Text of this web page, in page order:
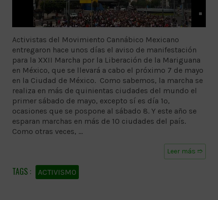
Activistas del Movimiento Cannábico Mexicano
entregaron hace unos días el aviso de manifestación
para la XXII Marcha por la Liberación de la Mariguana
en México, que se llevará a cabo el próximo 7 de mayo
en la Ciudad de México. Como sabemos, la marcha se
realiza en más de quinientas ciudades del mundo el
primer sábado de mayo, excepto sí es día 1º,
ocasiones que se pospone al sábado 8. Y este año se
esparan marchas en más de 10 ciudades del país.
Como otras veces, …
Leer más ➱
ACTIVISMO